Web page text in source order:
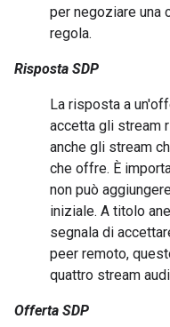
per negoziare una
regola.
Risposta SDP
La risposta a
accetta gli stream
anche gli stream
che offre. È
non può
iniziale. A titolo
segnala di
peer remoto,
quattro stream
Offerta SDP